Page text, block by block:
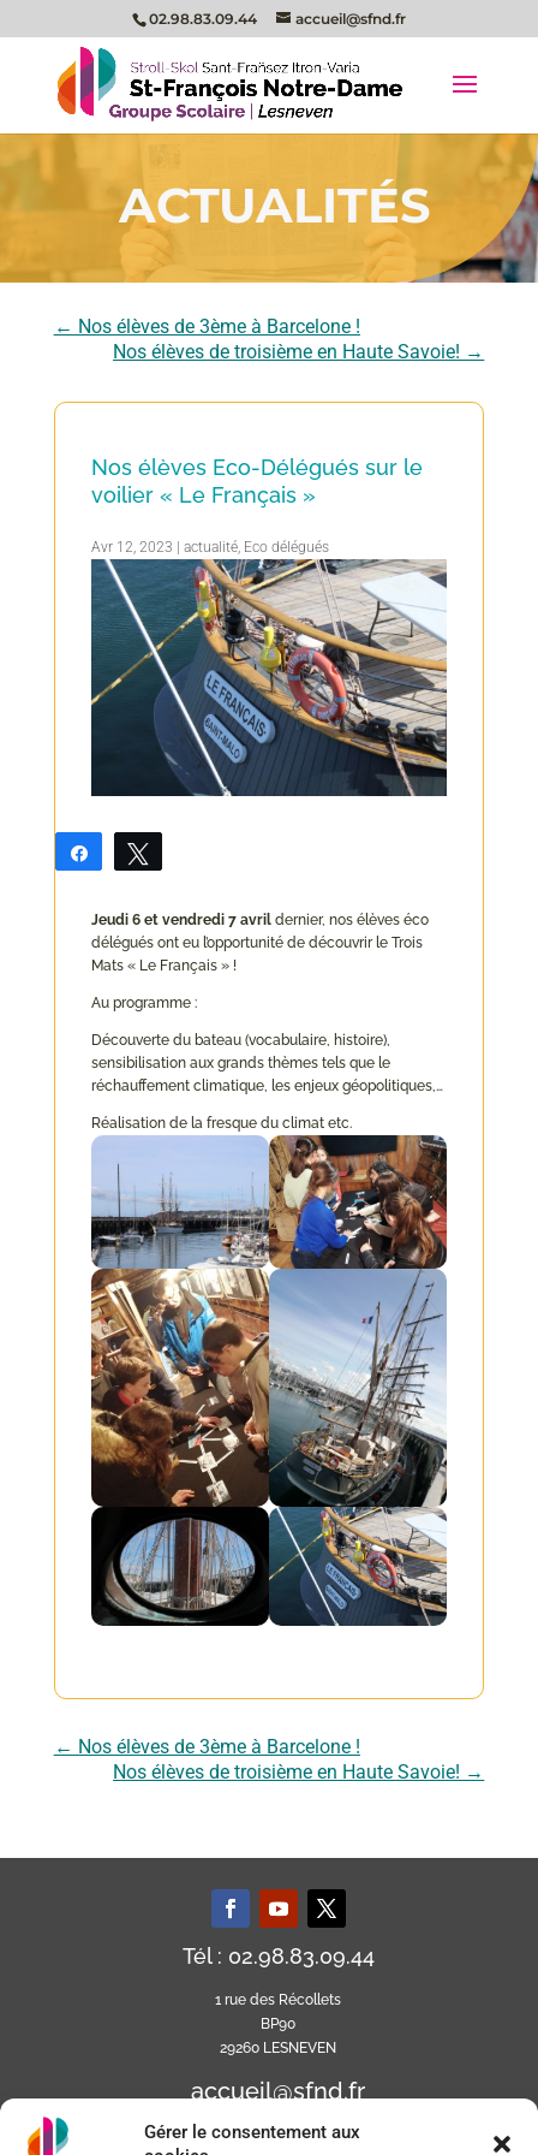
Gérer le consentement aux
02.98.83.09.44 accueil@sfnd.fr
ACTUALITÉS
← Nos élèves de 3ème à Barcelone !
Nos élèves de troisième en Haute Savoie! →
Nos élèves Eco-Délégués sur le
voilier « Le Français »
Avr 12, 2023 | actualité, Eco délégués
Partagez
Jeudi 6 et vendredi 7 avrildernier, nos élèves éco
délégués ont eu l’opportunité de découvrir le Trois
Mats « Le Français » !
Au programme :
Découverte du bateau (vocabulaire, histoire),
sensibilisation aux grands thèmes tels que le
réchauffement climatique, les enjeux géopolitiques,…
Réalisation de la fresque du climat etc.
← Nos élèves de 3ème à Barcelone !
Nos élèves de troisième en Haute Savoie! →
Tél : 02.98.83.09.44
1 rue des Récollets
BP90
29260 LESNEVEN
accueil@sfnd.fr